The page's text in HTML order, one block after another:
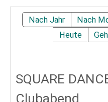
Angebote
Sozial- und
Nach Jahr Nach
Heute
SQUARE
Clubabend